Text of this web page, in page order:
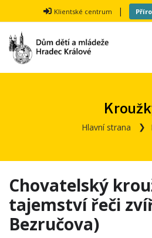
Klientské centrum |
Hlavní strana
Chovatelský
tajemství řeči
Bezručova)